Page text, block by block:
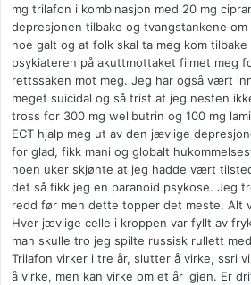
mg trilafon i kombinasjon med 20 mg
depresjonen tilbake og tvangstankene
noe galt og at folk skal ta meg kom
psykiateren på akuttmottaket filmet meg
rettssaken mot meg. Jeg har også vært
meget suicidal og så trist at jeg nesten
tross for 300 mg wellbutrin og 100 mg
ECT hjalp meg ut av den jævlige
for glad, fikk mani og globalt
noen uker skjønte at jeg hadde vært
det så fikk jeg en paranoid psykose. Jeg
redd før men dette topper det meste. Alt
Hver jævlige celle i kroppen var fyllt av
man skulle tro jeg spilte russisk rullett
Trilafon virker i tre år, slutter å virke, ssri
å virke, men kan virke om et år igjen. Er